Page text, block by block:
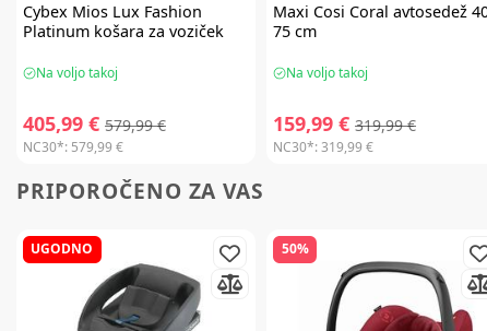
Cybex Mios Lux Fashion
Platinum košara za voziček
Na voljo takoj
405,99 € 579,99 €
NC30*: 579,99 €
Maxi Cosi Coral avtosedež
75 cm
Na voljo takoj
159,99 € 319,99 €
NC30*:319,99 €
PRIPOROČENO ZA VAS
UGODNO 50%